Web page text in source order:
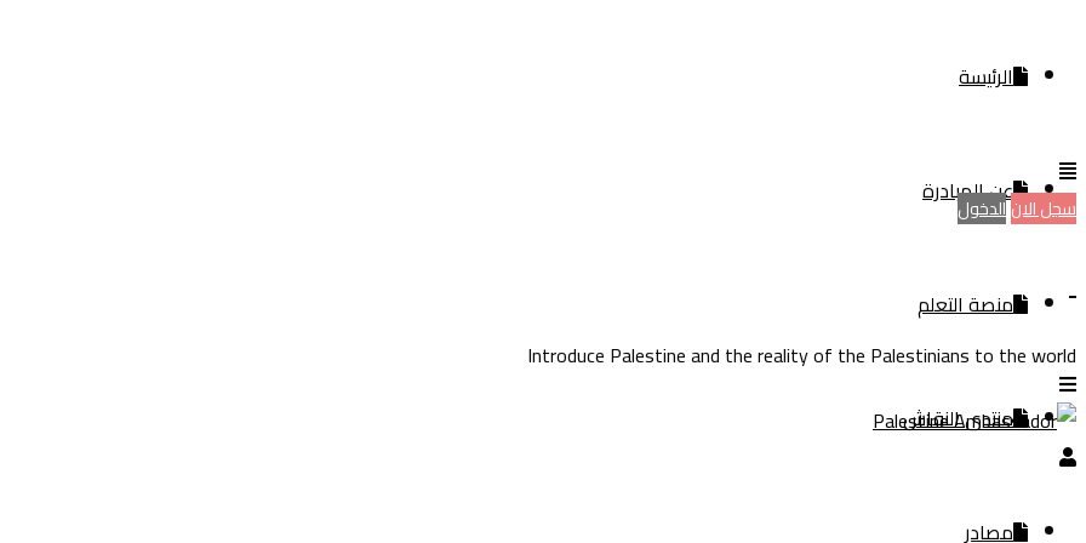
الرئيسة
عن المبادرة
منصة التعلم
منتدى النقاش
مصادر
سجل الانالدخول
Introduce Palestine and the reality of the Palestinians to the world